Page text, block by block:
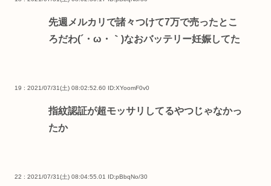
先週メルカリで諸々つけて7万で売ったとこ
ろだわ(´・ω・｀)なおバッテリー妊娠してた
19 : 2021/07/31(土) 08:02:52.60 ID:XYoomF0v0
指紋認証が超モッサリしてるやつじゃなかっ
たか
22 : 2021/07/31(土) 08:04:55.01 ID:pBbqNo/30